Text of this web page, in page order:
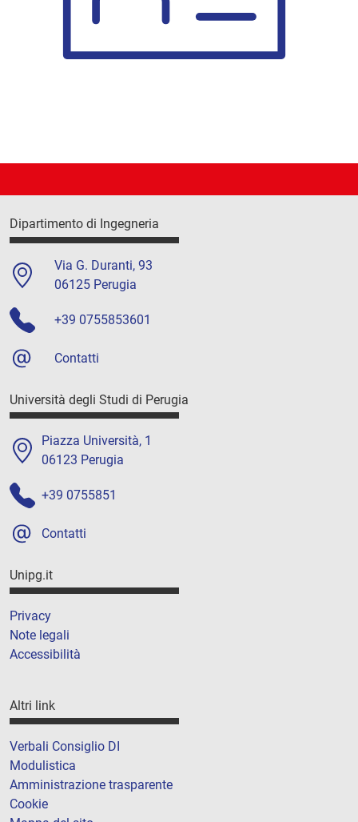
Dipartimento di Ingegneria
Via G. Duranti, 93
06125 Perugia
+39 0755853601
Contatti
Università degli Studi di Perugia
Piazza Università, 1
06123 Perugia
+39 0755851
Contatti
Unipg.it
Privacy
Note legali
Accessibilità
Altri link
Verbali Consiglio DI
Modulistica
Amministrazione trasparente
Cookie